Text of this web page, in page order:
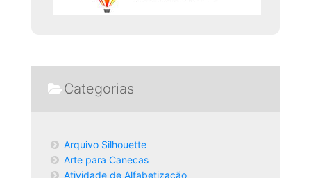
Categorias
Arquivo Silhouette
Arte para Canecas
Atividade de Alfabetização